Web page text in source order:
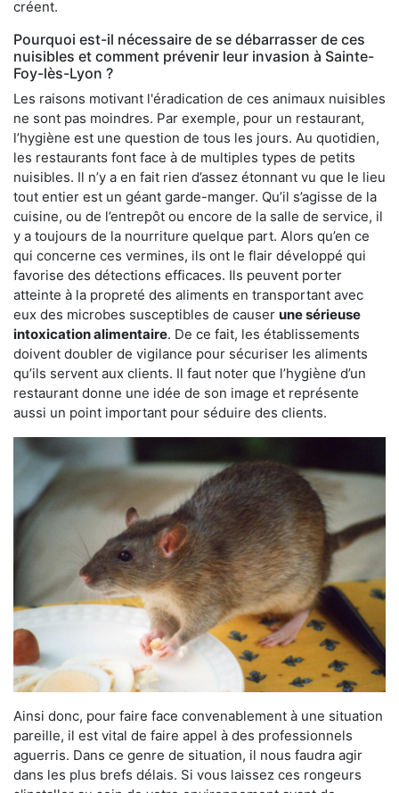
créent.
Pourquoi est-il nécessaire de se débarrasser de ces
nuisibles et comment prévenir leur invasion à Sainte-
Foy-lès-Lyon ?
Les raisons motivant l'éradication de ces animaux nuisibles
ne sont pas moindres. Par exemple, pour un restaurant,
l’hygiène est une question de tous les jours. Au quotidien,
les restaurants font face à de multiples types de petits
nuisibles. Il n’y a en fait rien d’assez étonnant vu que le lieu
tout entier est un géant garde-manger. Qu’il s’agisse de la
cuisine, ou de l’entrepôt ou encore de la salle de service, il
y a toujours de la nourriture quelque part. Alors qu’en ce
qui concerne ces vermines, ils ont le flair développé qui
favorise des détections efficaces. Ils peuvent porter
atteinte à la propreté des aliments en transportant avec
eux des microbes susceptibles de causer une sérieuse
intoxication alimentaire. De ce fait, les établissements
doivent doubler de vigilance pour sécuriser les aliments
qu’ils servent aux clients. Il faut noter que l’hygiène d’un
restaurant donne une idée de son image et représente
aussi un point important pour séduire des clients.
Ainsi donc, pour faire face convenablement à une situation
pareille, il est vital de faire appel à des professionnels
aguerris. Dans ce genre de situation, il nous faudra agir
dans les plus brefs délais. Si vous laissez ces rongeurs